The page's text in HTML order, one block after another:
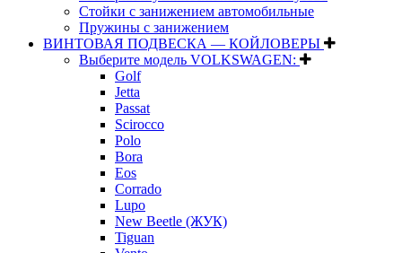
Стойки с занижением автомобильные
Пружины с занижением
ВИНТОВАЯ ПОДВЕСКА — КОЙЛОВЕРЫ
Выберите модель VOLKSWAGEN:
Golf
Jetta
Passat
Scirocco
Polo
Bora
Eos
Corrado
Lupo
New Beetle (ЖУК)
Tiguan